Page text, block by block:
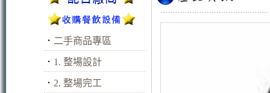
． 二手商品專區
． 1. 整場設計
． 2. 整場完工